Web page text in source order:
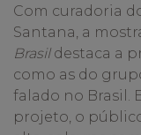
Com curadoria
Santana, a
Brasildestaca a
como as do
falado no Brasil.
projeto, o